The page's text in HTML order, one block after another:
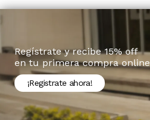
Regístrate y recibe 15% off
en tu primera compra online
¡Registrate ahora!